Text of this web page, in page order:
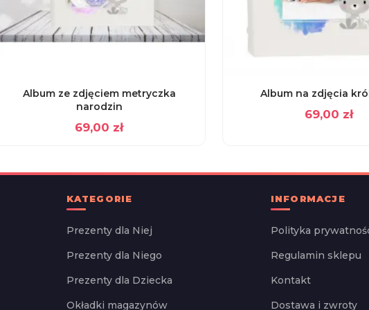
Album ze zdjęciem metryczka
narodzin
69,00 zł
Album na zdjęcia
69,00 zł
KATEGORIE
Prezenty dla Niej
Prezenty dla Niego
Prezenty dla Dziecka
Okładki magazynów
INFORMACJE
Polityka
Regulamin sklepu
Kontakt
Dostawa i zwroty